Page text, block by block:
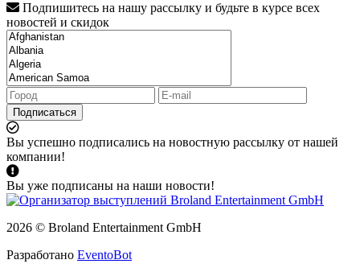
Подпишитесь на нашу рассылку и будьте в курсе всех
новостей и скидок
Подписаться
Вы успешно подписались на новостную рассылку от нашей
компании!
Вы уже подписаны на наши новости!
2026 © Broland Entertainment GmbH
Разработано EventoBot